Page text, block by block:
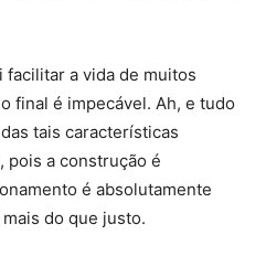
facilitar a vida de muitos
final é impecável. Ah, e tudo
tais características
pois a construção é
é absolutamente
do que justo.